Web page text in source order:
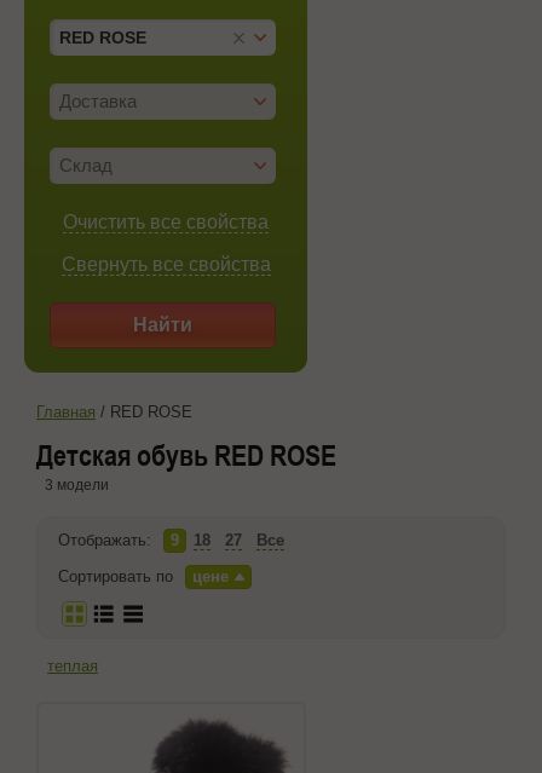
RED ROSE
Доставка
Склад
Очистить все свойства
Свернуть все свойства
Найти
Главная / RED ROSE
Детская обувь RED ROSE
3 модели
Отображать: 9 18 27
Все
Сортировать по
цене
теплая